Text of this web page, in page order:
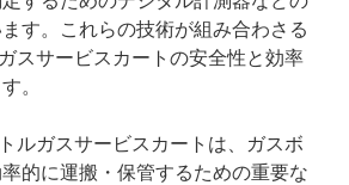
す。これらの技術が組み合わさる
スサービスカートの安全性と効率
。
ルガスサービスカートは、ガスボ
的に運搬・保管するための重要な